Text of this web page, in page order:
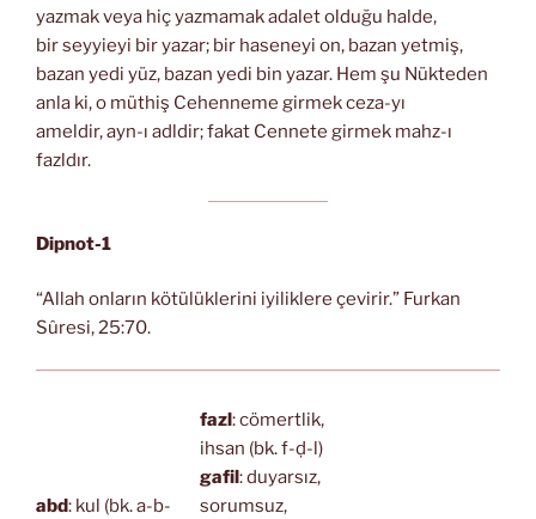
yazmak veya hiç yazmamak adalet olduğu halde,
bir seyyieyi bir yazar; bir haseneyi on, bazan yetmiş,
bazan yedi yüz, bazan yedi bin yazar. Hem şu Nükteden
anla ki, o müthiş Cehenneme girmek ceza-yı
ameldir, ayn-ı adldir; fakat Cennete girmek mahz-ı
fazldır.
Dipnot-1
“Allah onların kötülüklerini iyiliklere çevirir.” Furkan
Sûresi, 25:70.
abd: kul (bk. a-b-
fazl: cömertlik,
ihsan (bk. f-ḍ-l)
gafil: duyarsız,
sorumsuz,